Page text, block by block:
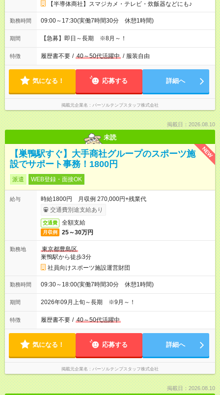
【半導体商社】スマジカメ・テレビ・炊飯器などにも♪
勤務時間 09:00～17:30(実働7時間30分 休憩1時間)
期間 【急募】即日～長期 ※8月～！
特徴 履歴書不要 / 40～50代活躍中 / 服装自由
気になる！ 応募する 詳細へ
掲載元企業名 パーソルテンプスタッフ株式会社
掲載日：2026.08.10
未読
NEW
【巣鴨駅すぐ】大手商社グループのスポーツ施
設でサポート事務！1800円
派遣 WEB登録・面接OK
給与
時給1800円 月収例 270,000円+残業代
交通費別途支給あり
交通費 全額支給
月収例 25～30万円
勤務地
東京都豊島区
巣鴨駅から徒歩3分
社員向けスポーツ施設運営財団
勤務時間 09:30～18:00(実働7時間30分 休憩1時間)
期間 2026年09月上旬～長期 ※9月～！
特徴 履歴書不要 / 40～50代活躍中
気になる！ 応募する 詳細へ
掲載元企業名 パーソルテンプスタッフ株式会社
掲載日：2026.08.10